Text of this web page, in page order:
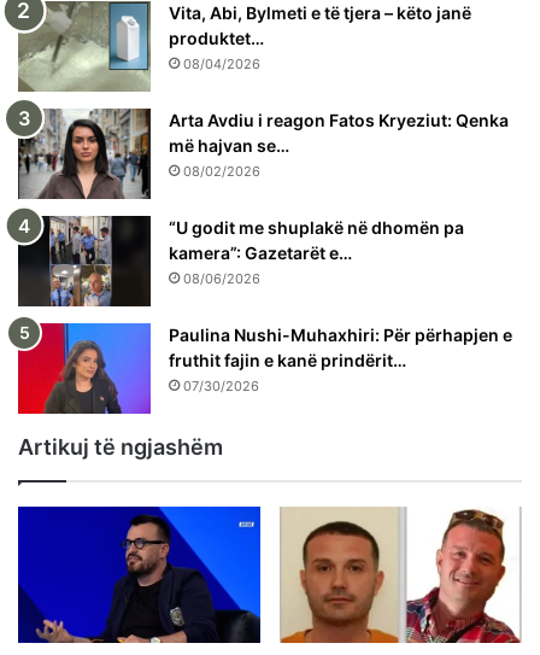
Vita, Abi, Bylmeti e të tjera – këto janë
produktet…
08/04/2026
Arta Avdiu i reagon Fatos Kryeziut: Qenka
më hajvan se…
08/02/2026
“U godit me shuplakë në dhomën pa
kamera”: Gazetarët e…
08/06/2026
Paulina Nushi-Muhaxhiri: Për përhapjen e
fruthit fajin e kanë prindërit…
07/30/2026
Artikuj të ngjashëm